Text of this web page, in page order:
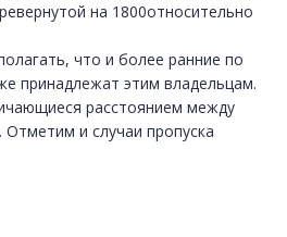
на 1800относительно
что и более ранние по
принадлежат этим владельцам.
расстоянием между
и случаи пропуска